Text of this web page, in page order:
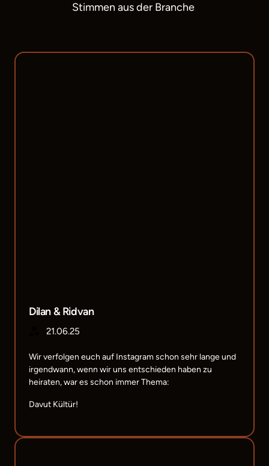
Stimmen aus der Branche
Dilan & Ridvan
21.06.25
Wir verfolgen euch auf Instagram schon sehr lange und
irgendwann, wenn wir uns entschieden haben zu
heiraten, war es schon immer Thema:
Davut Kültür!